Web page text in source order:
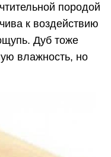
но нужно
из них
некрасивых
у некоторых
для
ширину